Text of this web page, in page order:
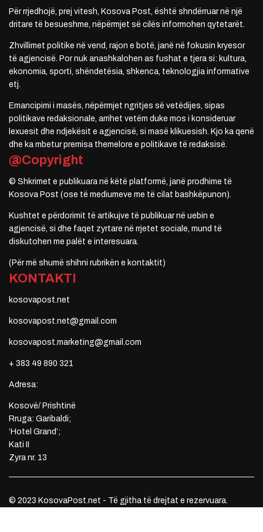
Për rrjedhojë, prej vitesh, Kosova Post, është shndërruar në një
dritare të besueshme, nëpërmjet së cilës informohen qytetarët.
Zhvillimet politike në vend, rajon e botë, janë në fokusin kryesor
të agjencisë. Por nuk anashkalohen as fushat e tjera si: kultura,
ekonomia, sporti, shëndetësia, shkenca, teknologjia informative
etj.
Emancipimi i masës, nëpërmjet ngritjes së vetëdijes, sipas
politikave redaksionale, arrihet vetëm duke mos i konsideruar
lexuesit dhe ndjekësit e agjencisë, si masë klikuesish. Kjo ka qenë
dhe ka mbetur premisa themelore e politikave të redaksisë.
@Copyright
© Shkrimet e publikuara në këtë platformë, janë prodhime të
Kosova Post (ose të mediumeve me të cilat bashkëpunon).
Kushtet e përdorimit të artikujve të publikuar në uebin e
agjencisë, si dhe faqet zyrtare në rrjetet sociale, mund të
diskutohen me palët e interesuara.
(Për më shumë shihni rubrikën e kontaktit)
KONTAKTI
kosovapost.net
kosovapost.net@gmail.com
kosovapost.marketing@gmail.com
+ 383 49 890 321
Adresa:
Kosovë/ Prishtinë
Rruga: Garibaldi;
‘Hotel Grand’;
Kati II
Zyra nr. 13
© 2023 KosovaPost.net - Të gjitha të drejtat e rezervuara.